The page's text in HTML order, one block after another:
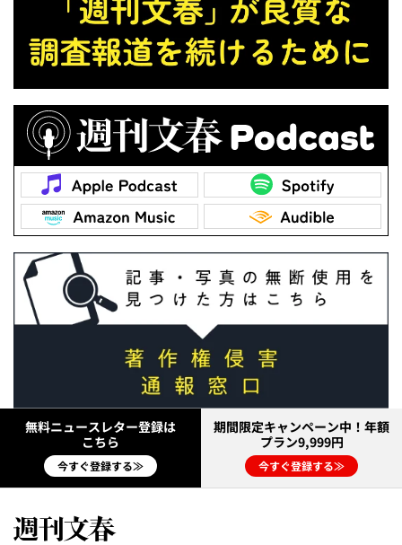
無料ニュースレター登録は
こちら
今すぐ登録する≫
期間限定キャンペーン中！年額
プラン9,999円
今すぐ登録する≫